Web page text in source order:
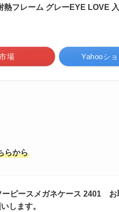
フレーム グレーEYE LOVE
場 Yahooシ
らから
ーピースメガネケース 2401
します。